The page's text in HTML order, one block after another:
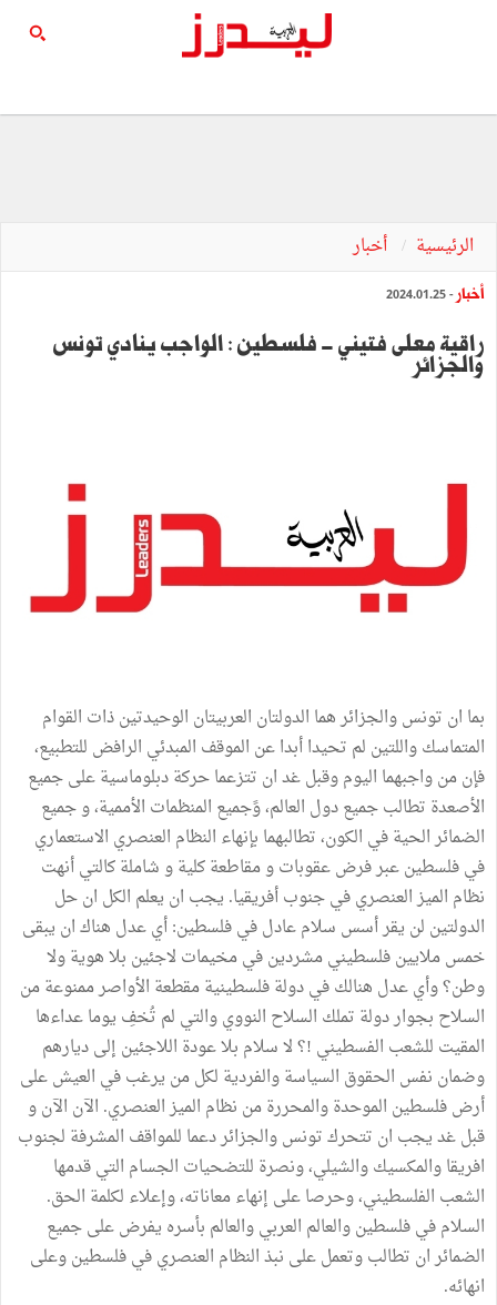
الرئيسية أخبار
أخبار - 2024.01.25
راقية معلى فتيني - فلسطين : الواجب ينادي تونس
والجزائر
بما ان تونس والجزائر هما الدولتان العربيتان الوحيدتين ذات القوام
المتماسك واللتين لم تحيدا أبدا عن الموقف المبدئي الرافض للتطبيع،
فإن من واجبهما اليوم وقبل غد ان تتزعما حركة دبلوماسية على جميع
الأصعدة تطالب جميع دول العالم، وًجميع المنظمات الأممية، و جميع
الضمائر الحية في الكون، تطالبهما بإنهاء النظام العنصري الاستعماري
في فلسطين عبر فرض عقوبات و مقاطعة كلية و شاملة كالتي أنهت
نظام الميز العنصري في جنوب أفريقيا. ‎يجب ان يعلم الكل ان حل
الدولتين لن يقر أسس سلام عادل في فلسطين: أي عدل هناك ان يبقى
خمس ملايين فلسطيني مشردين في مخيمات لاجئين بلا هوية ولا
وطن؟ وأي عدل هنالك في دولة فلسطينية مقطعة الأواصر ممنوعة من
السلاح بجوار دولة تملك السلاح النووي والتي لم تُخفِ يوما عداءها
المقيت للشعب الفسطيني !؟ لا سلام بلا عودة اللاجئين إلى ديارهم
وضمان نفس الحقوق السياسة والفردية لكل من يرغب في العيش على
أرض فلسطين الموحدة والمحررة من نظام الميز العنصري. ‎الآن الآن و
قبل غد يجب ان تتحرك تونس والجزائر دعما للمواقف المشرفة لجنوب
افريقا والمكسيك والشيلي، ونصرة للتضحيات الجسام التي قدمها
الشعب الفلسطيني، وحرصا على إنهاء معاناته، وإعلاء لكلمة الحق.
‎السلام في فلسطين والعالم العربي والعالم بأسره يفرض على جميع
الضمائر ان تطالب وتعمل على نبذ النظام العنصري في فلسطين وعلى
انهائه.